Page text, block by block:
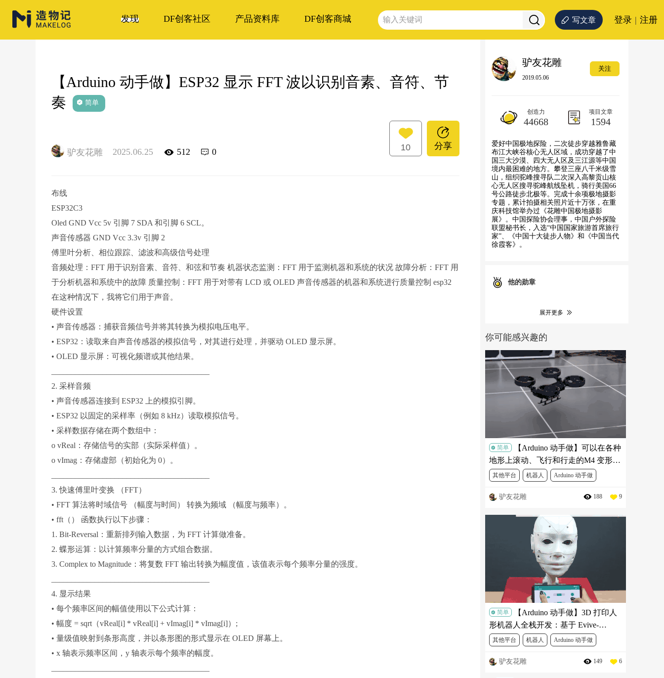
发现 DF创客社区 产品资料库 DF创客商城 写文章 登录 | 注册
【Arduino 动手做】ESP32 显示 FFT 波以识别音素、音符、节
奏
简单
驴友花雕 2025.06.25 512 0 10 分享
布线
ESP32C3
Oled GND Vcc 5v 引脚 7 SDA 和引脚 6 SCL。
声音传感器 GND Vcc 3.3v 引脚 2
傅里叶分析、相位跟踪、滤波和高级信号处理
音频处理：FFT 用于识别音素、音符、和弦和节奏 机器状态监测：FFT 用于监测机器和系统的状况 故障分析：FFT 用
于分析机器和系统中的故障 质量控制：FFT 用于对带有 LCD 或 OLED 声音传感器的机器和系统进行质量控制 esp32
在这种情况下，我将它们用于声音。
硬件设置
• 声音传感器：捕获音频信号并将其转换为模拟电压电平。
• ESP32：读取来自声音传感器的模拟信号，对其进行处理，并驱动 OLED 显示屏。
• OLED 显示屏：可视化频谱或其他结果。
2. 采样音频
• 声音传感器连接到 ESP32 上的模拟引脚。
• ESP32 以固定的采样率（例如 8 kHz）读取模拟信号。
• 采样数据存储在两个数组中：
o vReal：存储信号的实部（实际采样值）。
o vImag：存储虚部（初始化为 0）。
3. 快速傅里叶变换 （FFT）
• FFT 算法将时域信号 （幅度与时间） 转换为频域 （幅度与频率）。
• fft（） 函数执行以下步骤：
1. Bit-Reversal：重新排列输入数据，为 FFT 计算做准备。
2. 蝶形运算：以计算频率分量的方式组合数据。
3. Complex to Magnitude：将复数 FFT 输出转换为幅度值，该值表示每个频率分量的强度。
4. 显示结果
• 每个频率区间的幅值使用以下公式计算：
• 幅度 = sqrt（vReal[i] * vReal[i] + vImag[i] * vImag[i]）;
• 量级值映射到条形高度，并以条形图的形式显示在 OLED 屏幕上。
• x 轴表示频率区间，y 轴表示每个频率的幅度。
驴友花雕
2019.05.06
关注
创造力
44668
项目文章
1594
爱好中国极地探险，二次徒步穿越雅鲁藏
布江大峡谷核心无人区域，成功穿越了中
国三大沙漠、四大无人区及三江源等中国
境内最困难的地方。攀登三座八千米级雪
山，组织驼峰搜寻队二次深入高黎贡山核
心无人区搜寻驼峰航线坠机，骑行美国66
号公路徒步北极等。完成十余项极地摄影
专题，累计拍摄相关照片近十万张，在重
庆科技馆举办过《花雕中国极地摄影
展》。中国探险协会理事，中国户外探险
联盟秘书长，入选“中国国家旅游首席旅行
家”、《中国十大徒步人物》和《中国当代
徐霞客》。
他的勋章
展开更多
你可能感兴趣的
简单
【Arduino 动手做】可以在各种
地形上滚动、飞行和行走的M4 变形机
器人
其他平台 机器人 Arduino 动手做
可以滚动、飞行和行走的M4变形机器人
驴友花雕 188 9
简单
【Arduino 动手做】3D 打印人
形机器人全栈开发：基于 Evive-
Arduino 平台的智能手机物联网控制系
统构建
其他平台 机器人 Arduino 动手做
3D 打印人形机器人全栈开发
驴友花雕 149 6